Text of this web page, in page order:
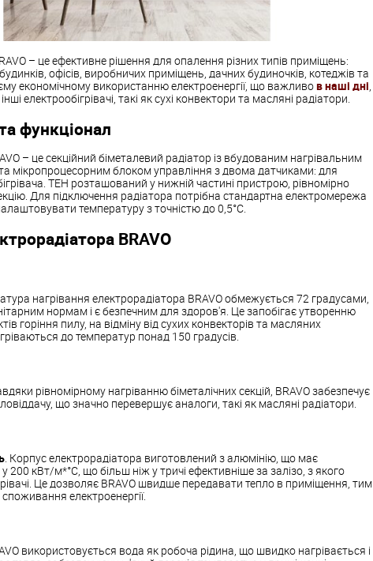
– це ефективне рішення для опалення різних типів приміщень:
офісів, виробничих приміщень, дачних будиночків, котеджів та
економічному використанню електроенергії, що важливов наші дні,
електрообігрівачі, такі як сухі конвектори та масляні радіатори.
функціонал
– це секційний біметалевий радіатор із вбудованим нагрівальним
мікропроцесорним блоком управління з двома датчиками: для
ТЕН розташований у нижній частині пристрою, рівномірно
Для підключення радіатора потрібна стандартна електромережа
температуру з точністю до 0,5°С.
BRAVO
нагрівання електрорадіатора BRAVO обмежується 72 градусами,
нормам і є безпечним для здоров'я. Це запобігає утворенню
горіння пилу, на відміну від сухих конвекторів та масляних
до температур понад 150 градусів.
рівномірному нагріванню біметалічних секцій, BRAVO забезпечує
що значно перевершує аналоги, такі як масляні радіатори.
. Корпус електрорадіатора виготовлений з алюмінію, що має
у 200 кВт/м*°С, що більш ніж у тричі ефективніше за залізо, з якого
Це дозволяє BRAVO швидше передавати тепло в приміщення, тим
електроенергії.
використовується вода як робоча рідина, що швидко нагрівається і